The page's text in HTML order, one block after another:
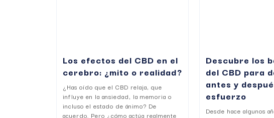
Disfruta de una infusión de CBD calmante y relajante
Preguntas frecuentes
¿Cuáles son los beneficios de las infusiones con CBD?
Ayudan a reducir el estrés y la ansiedad, favorecen el
Los efectos del CBD en el
cerebro: ¿mito o realidad?
¿Has oído que el CBD relaja, que
influye en la ansiedad, la memoria o
incluso el estado de ánimo? De
acuerdo. Pero ¿cómo actúa realmente
Descubre los
del CBD para
antes y
esfuerzo
Desde hace algunos